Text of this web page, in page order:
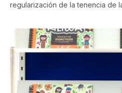
regularización de la tenencia de